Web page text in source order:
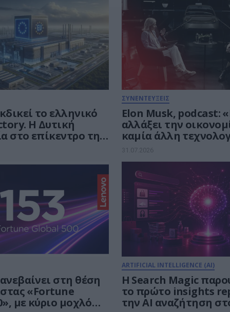
το ελληνικό
Η Δυτική
στο επίκεντρο της
μάχης των 30 δισ.
ΣΥΝΕΝΤΕΥΞΕΙΣ
Elon Musk, podcast:
αλλάξει την
καμία άλλη
εποχή της
έρχεται.
31.07.2026
στη θέση
«Fortune
με κύριο μοχλό
ARTIFICIAL INTELLIGENCE (AI)
Η Search Magic
το πρώτο insights
την AI αναζήτηση